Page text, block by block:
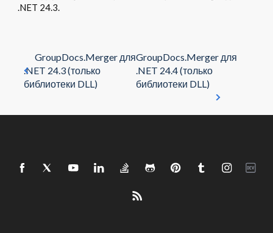
.NET 24.3.
GroupDocs.Merger для
.NET 24.3 (только
библиотеки DLL)
GroupDocs.Merger для
.NET 24.4 (только
библиотеки DLL)